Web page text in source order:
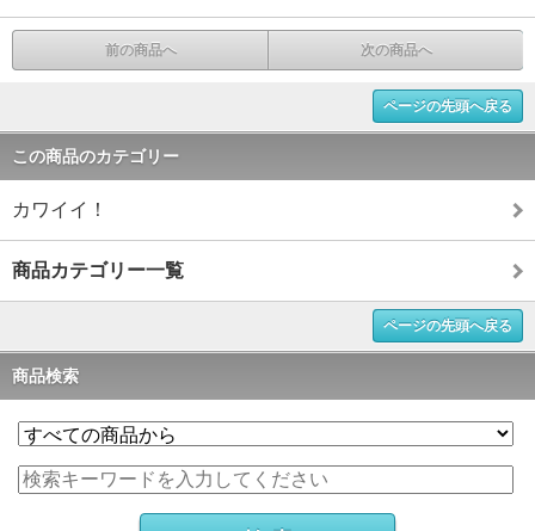
前の商品へ 次の商品へ
ページの先頭へ戻る
この商品のカテゴリー
カワイイ！
商品カテゴリー一覧
ページの先頭へ戻る
商品検索